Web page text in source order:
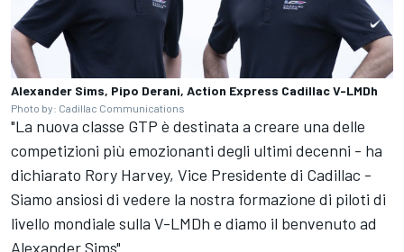
Alexander Sims, Pipo Derani, Action Express Cadillac V-LMDh
Photo by: Cadillac Communications
"La nuova classe GTP è destinata a creare una delle
competizioni più emozionanti degli ultimi decenni - ha
dichiarato Rory Harvey, Vice Presidente di Cadillac -
Siamo ansiosi di vedere la nostra formazione di piloti di
livello mondiale sulla V-LMDh e diamo il benvenuto ad
Alexander Sims".